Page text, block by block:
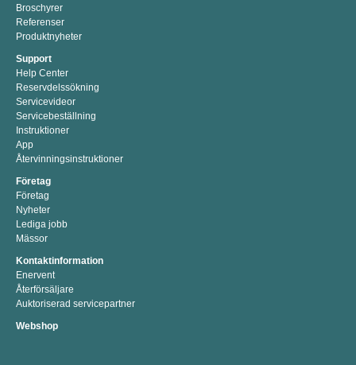
Broschyrer
Referenser
Produktnyheter
Support
Help Center
Reservdelssökning
Servicevideor
Servicebeställning
Instruktioner
App
Återvinningsinstruktioner
Företag
Företag
Nyheter
Lediga jobb
Mässor
Kontaktinformation
Enervent
Återförsäljare
Auktoriserad servicepartner
Webshop